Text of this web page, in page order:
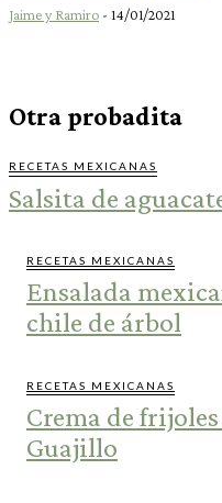
Jaime y Ramiro - 14/01/2021
Otra probadita
RECETAS MEXICANAS
Salsita de
RECETAS MEXICANAS
Ensalada
chile de árbol
RECETAS MEXICANAS
Crema de
Guajillo